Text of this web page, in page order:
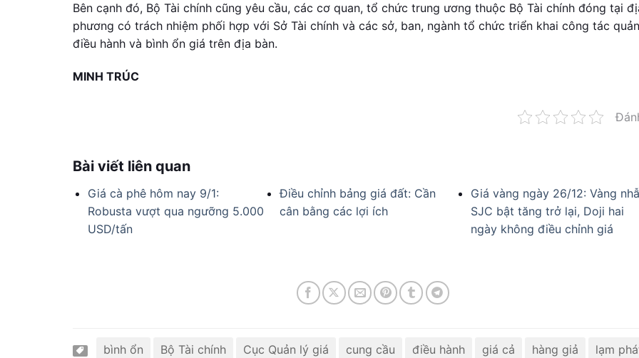
Bên cạnh đó, Bộ Tài chính cũng yêu cầu, các cơ quan, tổ chức trung ương thuộc Bộ Tài chính đóng tại
phương có trách nhiệm phối hợp với Sở Tài chính và các sở, ban, ngành tổ chức triển khai công tác
điều hành và bình ổn giá trên địa bàn.
MINH TRÚC
Bài viết liên quan
Giá cà phê hôm nay 9/1:
Robusta vượt qua ngưỡng 5.000
USD/tấn
Điều chỉnh bảng giá đất: Cần
cân bằng các lợi ích
Giá vàng ngày 26/12: Vàng
SJC bật tăng trở lại, Doji hai
ngày không điều chỉnh giá
bình ổn Bộ Tài chính Cục Quản lý giá cung cầu điều hành giá cả hàng giả
lạm